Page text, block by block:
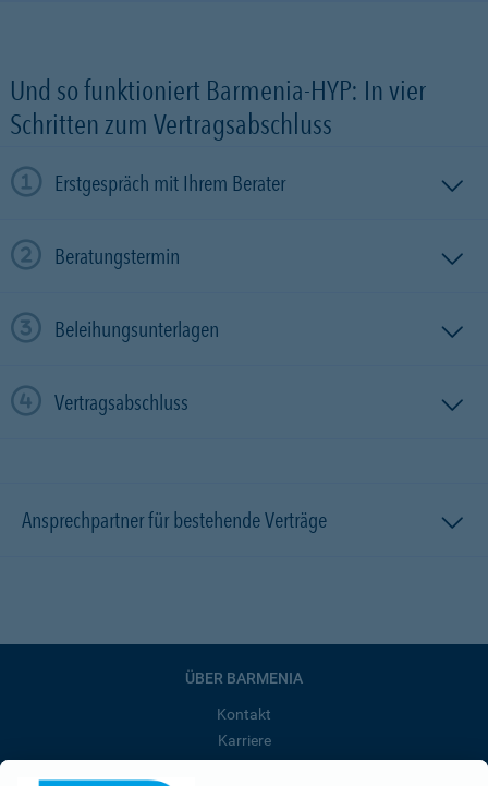
Und so funktioniert Barmenia-HYP: In vier
Schritten zum Vertragsabschluss
Erstgespräch mit Ihrem Berater
Beratungstermin
Beleihungsunterlagen
Vertragsabschluss
Ansprechpartner für bestehende Verträge
ÜBER BARMENIA
Kontakt
Karriere